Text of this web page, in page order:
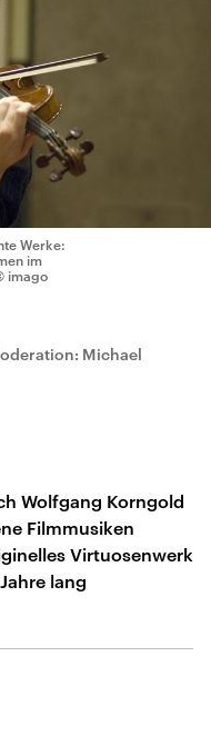
Werke:
im
imago
Michael
Wolfgang Korngold
Filmmusiken
Virtuosenwerk
lang